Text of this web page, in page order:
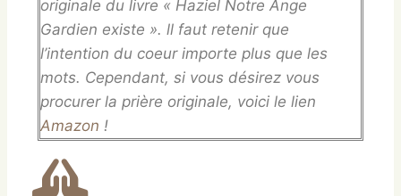
originale du livre « Haziel Notre Ange
Gardien existe ». ll faut retenir que
l’intention du coeur importe plus que les
mots. Cependant, si vous désirez vous
procurer la prière originale, voici le lien
Amazon !